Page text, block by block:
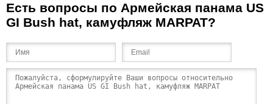
Есть вопросы по Армейская панама US
GI Bush hat, камуфляж MARPAT?